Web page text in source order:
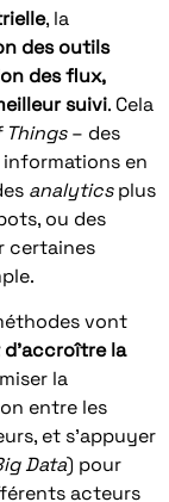
, la
des outils
des flux,
suivi. Cela
– des
en
analyticsplus
ou des
certaines
vont
la
la
entre les
et s’appuyer
Data) pour
acteurs